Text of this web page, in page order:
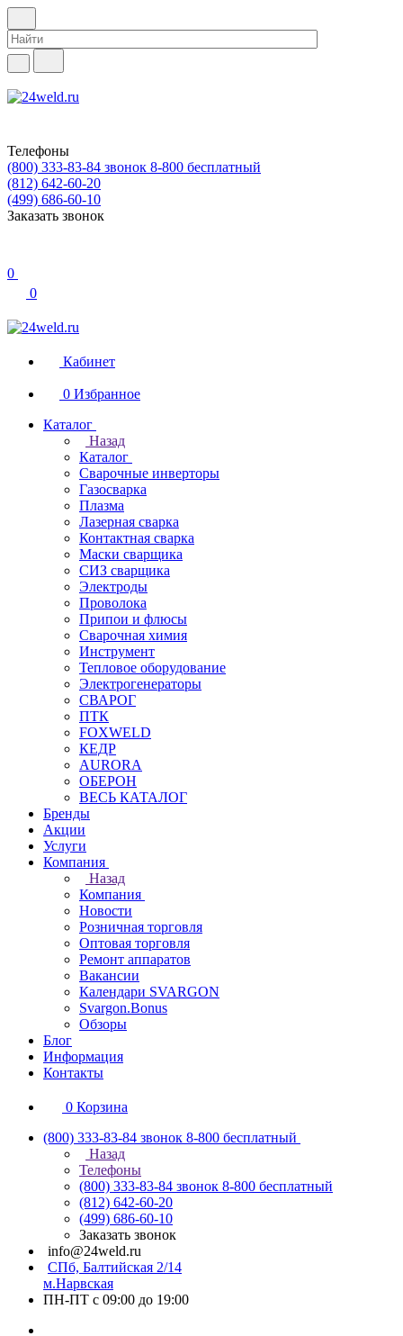
Телефоны
(800) 333-83-84 звонок 8-800 бесплатный
(812) 642-60-20
(499) 686-60-10
Заказать звонок
0
0
Кабинет
0 Избранное
Каталог
Назад
Каталог
Сварочные инверторы
Газосварка
Плазма
Лазерная сварка
Контактная сварка
Маски сварщика
СИЗ сварщика
Электроды
Проволока
Припои и флюсы
Сварочная химия
Инструмент
Тепловое оборудование
Электрогенераторы
СВАРОГ
ПТК
FOXWELD
КЕДР
AURORA
ОБЕРОН
ВЕСЬ КАТАЛОГ
Бренды
Акции
Услуги
Компания
Назад
Компания
Новости
Розничная торговля
Оптовая торговля
Ремонт аппаратов
Вакансии
Календари SVARGON
Svargon.Bonus
Обзоры
Блог
Информация
Контакты
0 Корзина
(800) 333-83-84 звонок 8-800 бесплатный
Назад
Телефоны
(800) 333-83-84 звонок 8-800 бесплатный
(812) 642-60-20
(499) 686-60-10
Заказать звонок
info@24weld.ru
СПб, Балтийская 2/14
м.Нарвская
ПН-ПТ с 09:00 до 19:00